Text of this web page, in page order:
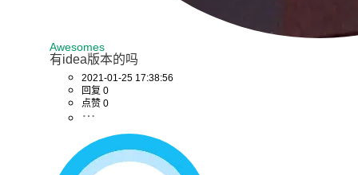
Awesomes
有idea版本的吗
2021-01-25 17:38:56
回复 0
点赞 0